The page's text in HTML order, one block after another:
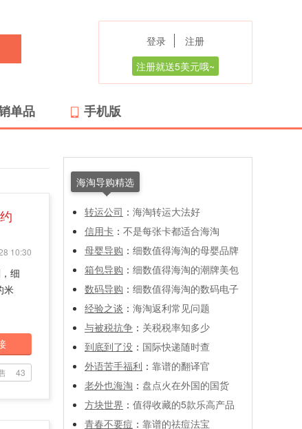
登录
注册
注册就送5美元哦~
单品 手机版
10:30
细
米
43
海淘导购精选
转运公司 ： 海淘转运大法好
信用卡 ： 不是每张卡都适合海淘
母婴导购 ： 细数值得海淘的母婴品牌
箱包导购 ： 细数值得海淘的潮牌美包
数码导购 ： 细数值得海淘的数码电子
经验之谈 ： 海淘返利常见问题
与被税抗争 ： 关税税率知多少
到底到了没 ： 国际快递随时查
外语苦手福利 ： 靠谱的翻译官
老外也海淘 ： 盘点火在外国的国货
方块世界 ： 值得收藏的5款乐高产品
青春不要痘 ： 靠谱的祛痘法宝